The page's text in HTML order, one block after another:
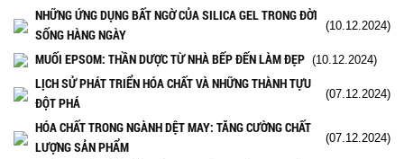
NHỮNG ỨNG DỤNG BẤT NGỜ CỦA SILICA GEL TRONG ĐỜI
SỐNG HÀNG NGÀY
(10.12.2024)
MUỐI EPSOM: THẦN DƯỢC TỪ NHÀ BẾP ĐẾN LÀM ĐẸP (10.12.2024)
LỊCH SỬ PHÁT TRIỂN HÓA CHẤT VÀ NHỮNG THÀNH TỰU
ĐỘT PHÁ
(07.12.2024)
HÓA CHẤT TRONG NGÀNH DỆT MAY: TĂNG CƯỜNG CHẤT
LƯỢNG SẢN PHẨM
(07.12.2024)